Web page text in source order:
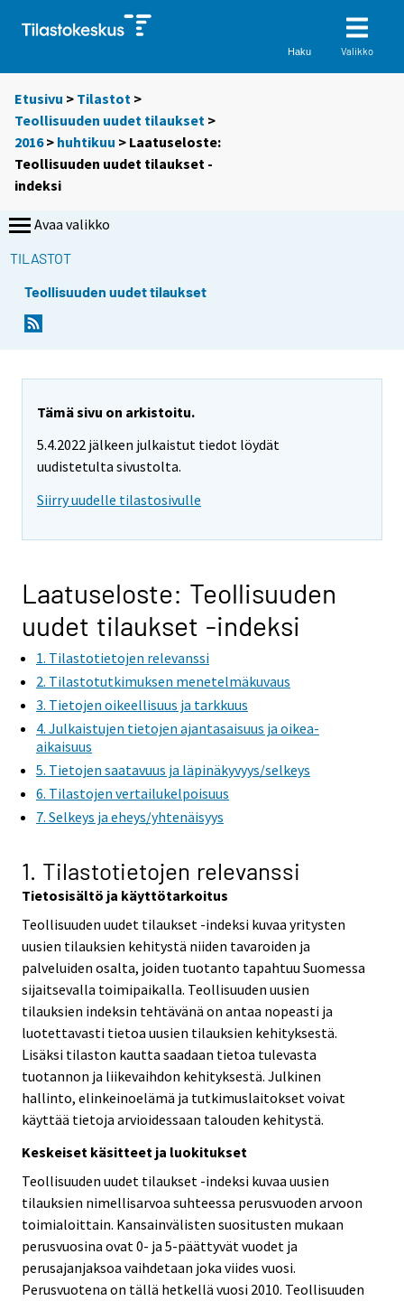
Haku Valikko
Etusivu > Tilastot >
Teollisuuden uudet tilaukset >
2016> huhtikuu > Laatuseloste:
Teollisuuden uudet tilaukset -
indeksi
Avaa valikko
TILASTOT
Teollisuuden uudet tilaukset
Tämä sivu on arkistoitu.
5.4.2022 jälkeen julkaistut tiedot löydät
uudistetulta sivustolta.
Siirry uudelle tilastosivulle
Laatuseloste: Teollisuuden
uudet tilaukset -indeksi
1. Tilastotietojen relevanssi
2. Tilastotutkimuksen menetelmäkuvaus
3. Tietojen oikeellisuus ja tarkkuus
4. Julkaistujen tietojen ajantasaisuus ja oikea-
aikaisuus
5. Tietojen saatavuus ja läpinäkyvyys/selkeys
6. Tilastojen vertailukelpoisuus
7. Selkeys ja eheys/yhtenäisyys
1. Tilastotietojen relevanssi
Tietosisältö ja käyttötarkoitus
Teollisuuden uudet tilaukset -indeksi kuvaa yritysten
uusien tilauksien kehitystä niiden tavaroiden ja
palveluiden osalta, joiden tuotanto tapahtuu Suomessa
sijaitsevalla toimipaikalla. Teollisuuden uusien
tilauksien indeksin tehtävänä on antaa nopeasti ja
luotettavasti tietoa uusien tilauksien kehityksestä.
Lisäksi tilaston kautta saadaan tietoa tulevasta
tuotannon ja liikevaihdon kehityksestä. Julkinen
hallinto, elinkeinoelämä ja tutkimuslaitokset voivat
käyttää tietoja arvioidessaan talouden kehitystä.
Keskeiset käsitteet ja luokitukset
Teollisuuden uudet tilaukset -indeksi kuvaa uusien
tilauksien nimellisarvoa suhteessa perusvuoden arvoon
toimialoittain. Kansainvälisten suositusten mukaan
perusvuosina ovat 0- ja 5-päättyvät vuodet ja
perusajanjaksoa vaihdetaan joka viides vuosi.
Perusvuotena on tällä hetkellä vuosi 2010. Teollisuuden